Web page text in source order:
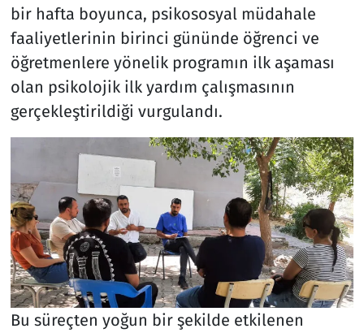
bir hafta boyunca, psikososyal müdahale
faaliyetlerinin birinci gününde öğrenci ve
öğretmenlere yönelik programın ilk aşaması
olan psikolojik ilk yardım çalışmasının
gerçekleştirildiği vurgulandı.
Bu süreçten yoğun bir şekilde etkilenen